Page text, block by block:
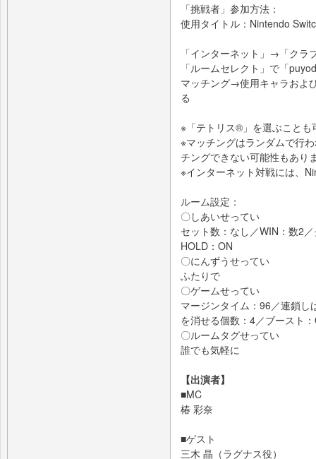
「挑戦者」参加方法：
使用タイトル：Nintendo
「インターネット」→「ク
「ルームセレクト」で「
マッチング→使用キャラおよ
る
※「テトリス®」を選ぶことも
※マッチングはランダムで行
チングできない可能性もあり
※インターネット対戦には、
ルーム設定：
〇しあいせってい
セット数：なし／WIN：数2
HOLD：ON
〇にんずうせってい
ふたりで
〇ゲームせってい
マージンタイム：96／連鎖
を消せる個数：4／ブースト
〇ルームタグせってい
誰でも気軽に
【出演者】
■MC
椿 彩奈
■ゲスト
三木 晶（ラグナス役）